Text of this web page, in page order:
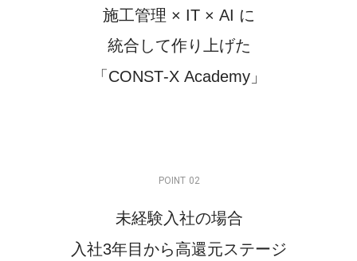
施工管理 × IT × AI に
統合 して作り 上げた
「 CONST-X Academy」
PO NT 02
未経験 入社の場合
入社3年目 から高還元ステージ